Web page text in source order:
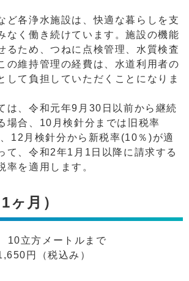
ど各浄水施設は、快適な暮らしを支
なく働き続けています。施設の機能
るため、つねに点検管理、水質検査
の維持管理の経費は、水道利用者の
して負担していただくことになりま
は、令和元年9月30日以前から継続
場合、10月検針分までは旧税率
12月検針分から新税率(10％)が適
て、令和2年1月1日以降に請求する
率を適用します。
ヶ月）
10立方メートルまで
円（税込み）